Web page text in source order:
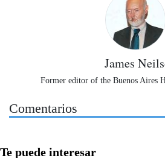
James
Former editor of the Buenos Aires
Comentarios